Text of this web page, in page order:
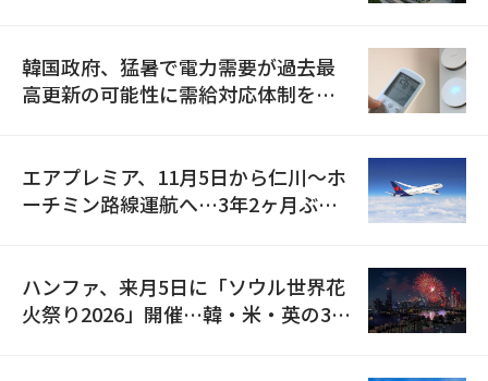
韓国政府、猛暑で電力需要が過去最
高更新の可能性に需給対応体制を点
エアプレミア、11月5日から仁川〜ホ
ーチミン路線運航へ…3年2ヶ月ぶり
ハンファ、来月5日に「ソウル世界花
火祭り2026」開催…韓・米・英の3カ